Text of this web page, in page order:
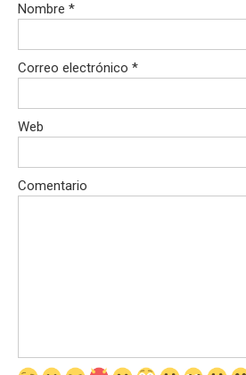
Nombre *
Correo electrónico *
Web
Comentario